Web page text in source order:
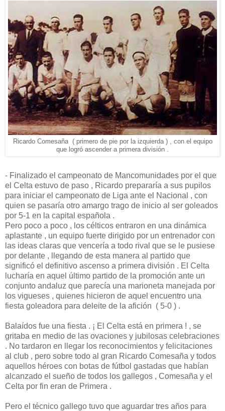
Ricardo Comesaña ( primero de pie por la izquierda ) , con el equipo
que logró ascender a primera división .
- Finalizado el campeonato de Mancomunidades por el que
el Celta estuvo de paso , Ricardo prepararía a sus pupilos
para iniciar el campeonato de Liga ante el Nacional , con
quien se pasaría otro amargo trago de inicio al ser goleados
por 5-1 en la capital española .
Pero poco a poco , los célticos entraron en una dinámica
aplastante , un equipo fuerte dirigido por un entrenador con
las ideas claras que vencería a todo rival que se le pusiese
por delante , llegando de esta manera al partido que
significó el definitivo ascenso a primera división . El Celta
lucharía en aquel último partido de la promoción ante un
conjunto andaluz que parecía una marioneta manejada por
los vigueses , quienes hicieron de aquel encuentro una
fiesta goleadora para deleite de la afición ( 5-0 ) .
Balaídos fue una fiesta . ¡ El Celta está en primera ! , se
gritaba en medio de las ovaciones y jubilosas celebraciones
. No tardaron en llegar los reconocimientos y felicitaciones
al club , pero sobre todo al gran Ricardo Comesaña y todos
aquellos héroes con botas de fútbol gastadas que habían
alcanzado el sueño de todos los gallegos , Comesaña y el
Celta por fin eran de Primera .
Pero el técnico gallego tuvo que aguardar tres años para